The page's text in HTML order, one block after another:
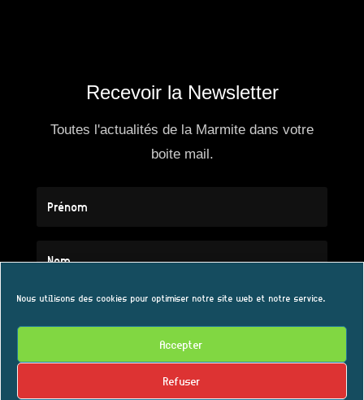
Nous utilisons des cookies pour optimiser notre site web et notre service.
Accepter
Refuser
Recevoir la Newsletter
Toutes l'actualités de la Marmite dans votre
boite mail.
S'ABONNER